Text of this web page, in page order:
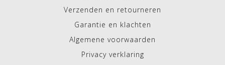
Verzenden en retourneren
Garantie en klachten
Algemene voorwaarden
Privacy verklaring